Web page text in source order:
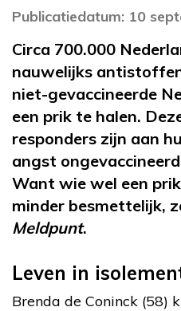
Publicatiedatum: 10
Circa 700.000
nauwelijks
niet-gevaccineerde
een prik te halen.
responders zijn aan
angst
Want wie wel een
minder besmettelijk,
Meldpunt.
Leven in
Brenda de Coninck (58)